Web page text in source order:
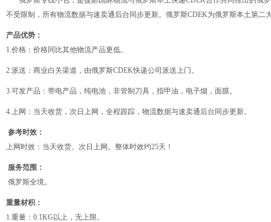
不受限制，所有物流数据与速卖通后台同步更新。俄罗斯CDEK为俄罗斯本土第二
产品优势：
1.价格：价格同比其他物流产品更低。
2.派送：商业白关渠道，由俄罗斯CDEK快递公司派送上门。
3.可发产品：带电产品，纯电池，非管制刀具，指甲油，电子烟，面膜。
4.上网：当天收货，次日上网，全程跟踪，物流数据与速卖通后台同步更新。
参考时效：
上网时效：当天收货、次日上网。整体时效约25天！
服务范围：
俄罗斯全境。
重量材积：
1.重量：0.1KG以上，无上限。